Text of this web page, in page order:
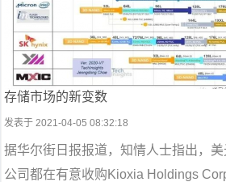
存储市场的新变数
发表于 2021-04-05 08:32:18
据华尔街日报报道，知情人士指出，
公司都在有意收购Kioxia Holdings